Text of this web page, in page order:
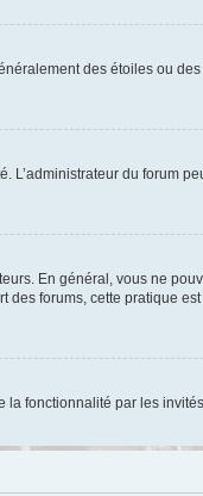
des étoiles ou
L’administrateur du forum
En général, vous ne
des forums, cette pratique
la fonctionnalité par les